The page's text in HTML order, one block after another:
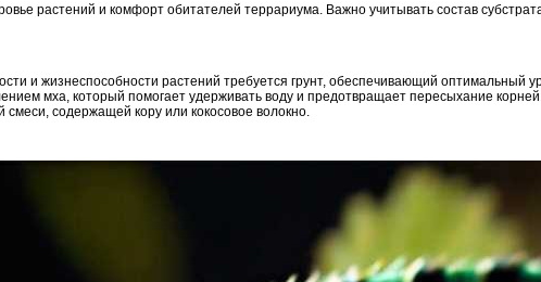
растений и комфорт обитателей террариума. Важно учитывать состав
и жизнеспособности растений требуется грунт, обеспечивающий оптимальный
мха, который помогает удерживать воду и предотвращает пересыхание
содержащей кору или кокосовое волокно.